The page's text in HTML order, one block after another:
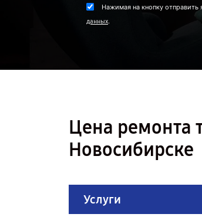
Нажимая на кнопку отправить
данных.
Цена ремонта
Новосибирске
Услуги